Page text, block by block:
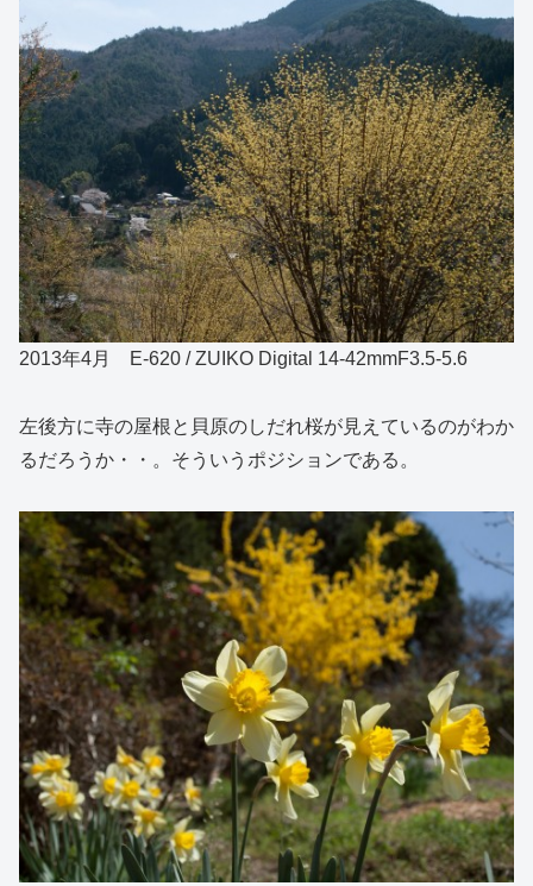
2013年4月 E-620 / ZUIKO Digital 14-42mmF3.5-5.6
左後方に寺の屋根と貝原のしだれ桜が見えているのがわか
るだろうか・・。そういうポジションである。